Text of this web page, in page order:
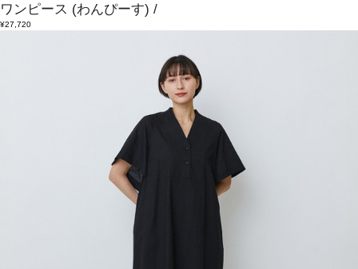
ワンピース (わんぴーす) /
¥27,720